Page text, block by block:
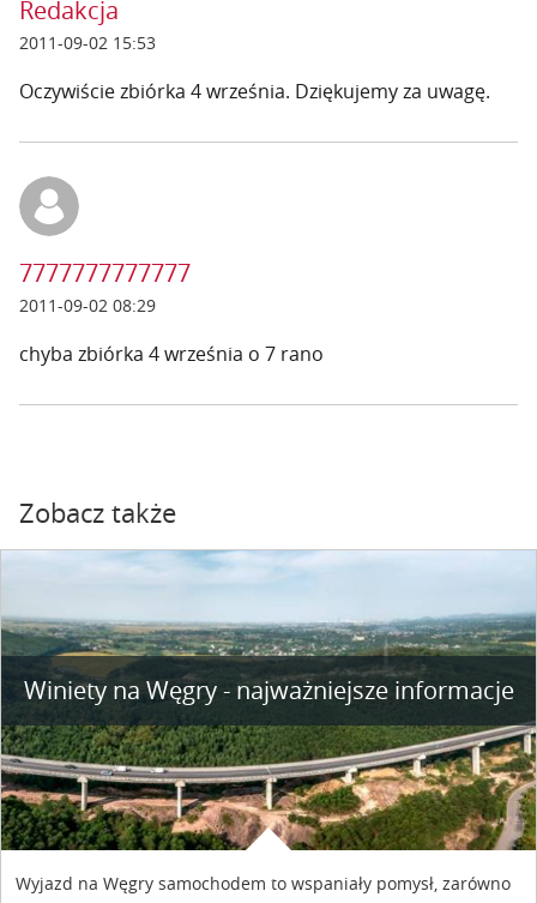
Redakcja
2011-09-02 15:53
Oczywiście zbiórka 4 września. Dziękujemy za uwagę.
7777777777777
2011-09-02 08:29
chyba zbiórka 4 września o 7 rano
Zobacz także
Winiety na Węgry - najważniejsze informacje
Wyjazd na Węgry samochodem to wspaniały pomysł, zarówno